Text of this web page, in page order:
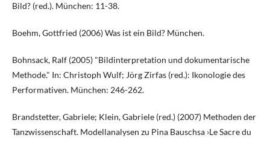
Bild? (red.). München: 11-38.
Boehm, Gottfried (2006) Was ist ein Bild? München.
Bohnsack, Ralf (2005) "Bildinterpretation und dokumentarische
Methode." In: Christoph Wulf; Jörg Zirfas (red.): Ikonologie des
Performativen. München: 246-262.
Brandstetter, Gabriele; Klein, Gabriele (red.) (2007) Methoden der
Tanzwissenschaft. Modellanalysen zu Pina Bauschsa ›Le Sacre du